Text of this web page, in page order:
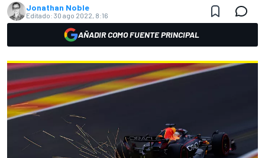
Jonathan Noble
Editado: 30 ago 2022, 8:16
AÑADIR COMO FUENTE PRINCIPAL